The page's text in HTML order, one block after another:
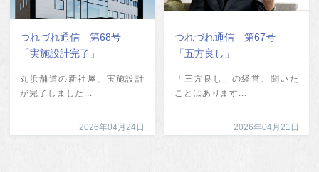
つれづれ通信 第68号
「実施設計完了」
丸浜舗道の新社屋、実施設計
が完了しました...
2026年04月24日
つれづれ通信 第67号
「五方良し」
「三方良し」の経営、聞いた
ことはあります...
2026年04月21日